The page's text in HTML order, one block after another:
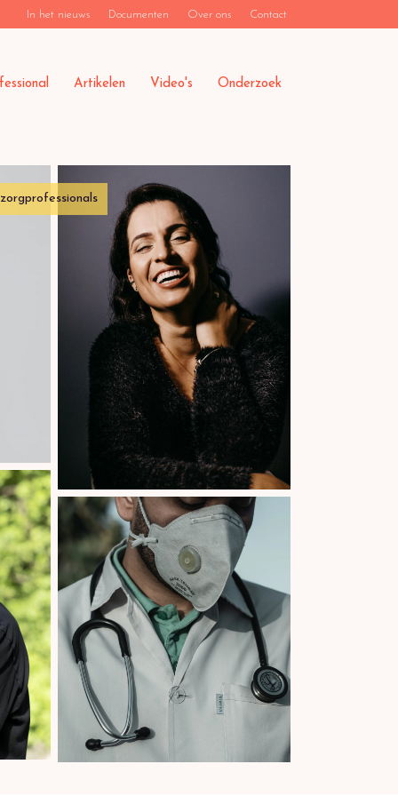
In het nieuws Documenten Over ons Contact
Artikelen Video's Onderzoek